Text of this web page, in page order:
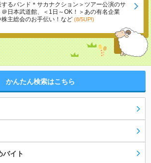
するバンド＊サカナクション＞ツアー公演のサ
日本武道館、＜1日～OK！＞あの有名企業
株主総会のお手伝い！など (8/5UP!)
かんたん検索はこちら
バイト